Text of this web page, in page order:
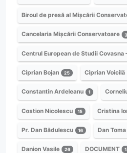
Biroul de presă al Mișcării
Cancelaria Mișcării Conservatoare 3
Centrul European de Studii Covasna
Ciprian Bojan 25 Ciprian Voicilă
Constantin Ardeleanu 1
Costion Nicolescu 15 Cristina
Pr. Dan Bădulescu 16 Dan
Danion Vasile 26 DOCUMENT